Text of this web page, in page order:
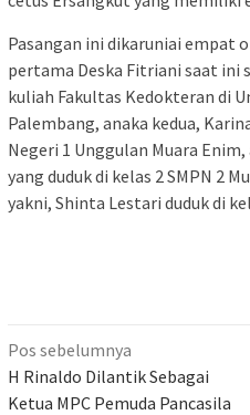
Pasangan ini dikaruniai empat
pertama Deska Fitriani saat ini
kuliah Fakultas Kedokteran di
Palembang, anaka kedua,
Negeri 1 Unggulan Muara
yang duduk di kelas 2 SMPN 2
yakni, Shinta Lestari duduk di
Navigasi
pos
Pos sebelumnya
H Rinaldo Dilantik Sebagai
Ketua MPC Pemuda Pancasila